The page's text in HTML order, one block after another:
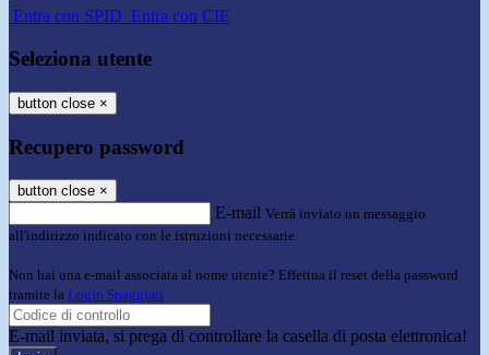
Entra con SPID Entra con CIE
Seleziona utente
button close ×
Recupero password
button close ×
E-mail Verrà inviato un messaggio
all'indirizzo indicato con le istruzioni necessarie.
Non hai una e-mail associata al nome utente? Effettua il reset della password
tramite la Login Spaggiari
E-mail inviata, si prega di controllare la casella di posta elettronica!